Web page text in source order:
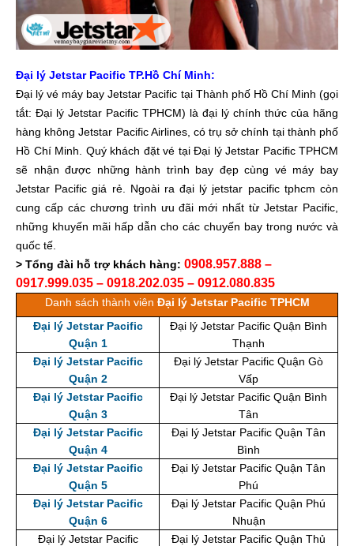
Đại lý Jetstar Pacific TP.Hồ Chí Minh:
Đại lý vé máy bay Jetstar Pacific tại Thành phố Hồ Chí Minh (gọi
tắt: Đại lý Jetstar Pacific TPHCM) là đại lý chính thức của hãng
hàng không Jetstar Pacific Airlines, có trụ sở chính tại thành phố
Hồ Chí Minh. Quý khách đặt vé tại Đại lý Jetstar Pacific TPHCM
sẽ nhận được những hành trình bay đẹp cùng vé máy bay
Jetstar Pacific giá rẻ. Ngoài ra đại lý jetstar pacific tphcm còn
cung cấp các chương trình ưu đãi mới nhất từ Jetstar Pacific,
những khuyến mãi hấp dẫn cho các chuyến bay trong nước và
quốc tế.
> Tổng đài hỗ trợ khách hàng: 0908.957.888 –
0917.999.035 – 0918.202.035 – 0912.080.835
Danh sách thành viên Đại lý Jetstar Pacific TPHCM
Đại lý Jetstar Pacific
Quận 1
Đại lý Jetstar Pacific Quận Bình
Thạnh
Đại lý Jetstar Pacific
Quận 2
Đại lý Jetstar Pacific Quận Gò
Vấp
Đại lý Jetstar Pacific
Quận 3
Đại lý Jetstar Pacific Quận Bình
Tân
Đại lý Jetstar Pacific
Quận 4
Đại lý Jetstar Pacific Quận Tân
Bình
Đại lý Jetstar Pacific
Quận 5
Đại lý Jetstar Pacific Quận Tân
Phú
Đại lý Jetstar Pacific
Quận 6
Đại lý Jetstar Pacific Quận Phú
Nhuận
Đại lý Jetstar Pacific
Đại lý Jetstar Pacific Quận Thủ